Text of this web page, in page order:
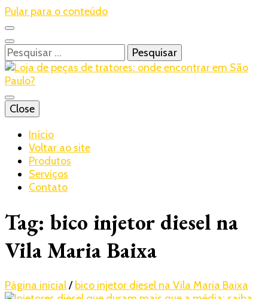
Pular para o conteúdo
Pesquisar
por:
Realtrac
Blog – Realtrac
Close
Início
Voltar ao site
Produtos
Serviços
Contato
Tag: bico injetor diesel na
Vila Maria Baixa
Página inicial/ bico injetor diesel na Vila Maria Baixa